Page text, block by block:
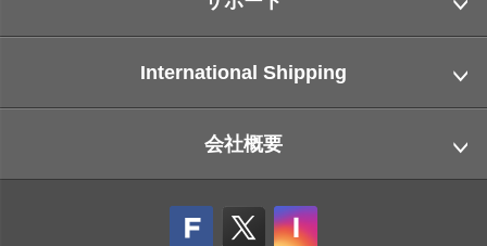
International Shipping
会社概要